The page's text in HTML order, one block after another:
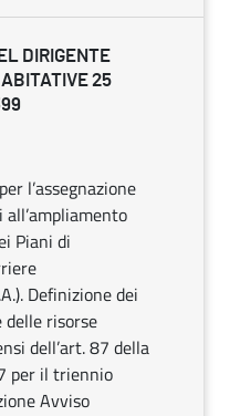
DIRIGENTE
25
l’assegnazione
Piani di
Definizione dei
risorse
dell’art. 87 della
per il triennio
Avviso